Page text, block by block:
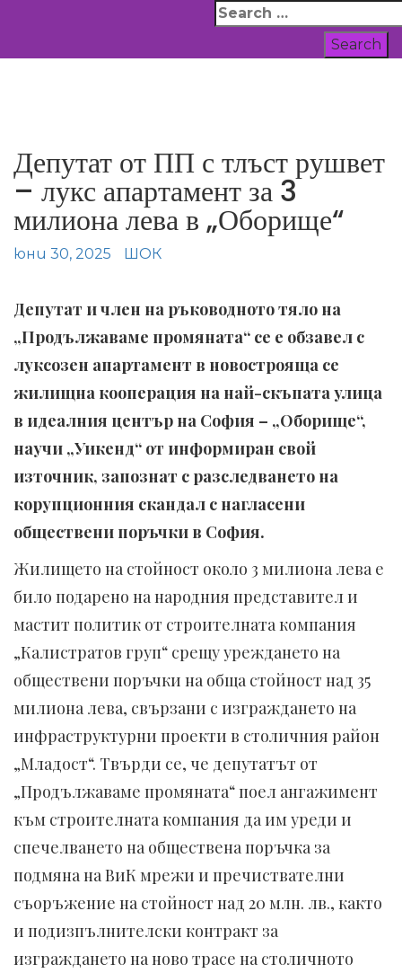
Search
for:
Депутат от ПП с тлъст рушвет
– лукс апартамент за 3
милиона лева в „Оборище“
юни 30, 2025 ШОК
Депутат и член на ръководното тяло на
„Продължаваме промяната“ се е обзавел с
луксозен апартамент в новострояща се
жилищна кооперация на най-скъпата улица
в идеалния център на София – „Оборище“,
научи „Уикенд“ от информиран свой
източник, запознат с разследването на
корупционния скандал с нагласени
обществени поръчки в София.
Жилището на стойност около 3 милиона лева е
било подарено на народния представител и
мастит политик от строителната компания
„Калистратов груп“ срещу уреждането на
обществени поръчки на обща стойност над 35
милиона лева, свързани с изграждането на
инфраструктурни проекти в столичния район
„Младост“. Твърди се, че депутатът от
„Продължаваме промяната“ поел ангажимент
към строителната компания да им уреди и
спечелването на обществена поръчка за
подмяна на ВиК мрежи и пречиствателни
съоръжение на стойност над 20 млн. лв., както
и подизпълнителски контракт за
изграждането на ново трасе на столичното